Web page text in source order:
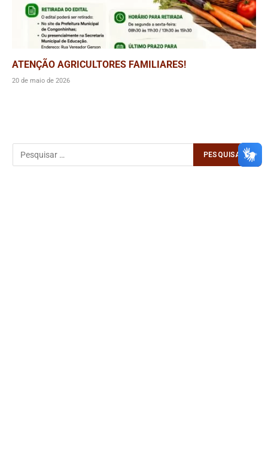
ATENÇÃO AGRICULTORES FAMILIARES!
20 de maio de 2026